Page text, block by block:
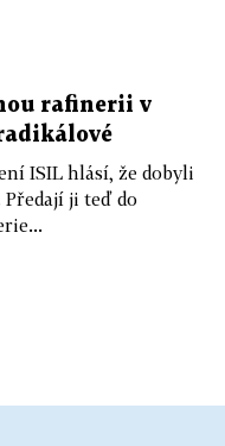
rafinerii v
ISIL hlásí, že dobyli
ji teď do